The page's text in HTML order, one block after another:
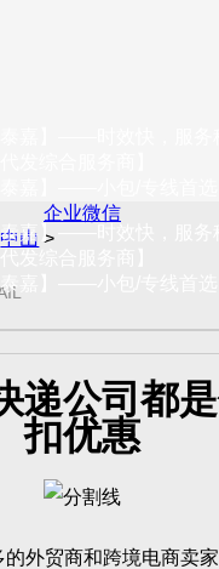
嘉】——时效快，服务
嘉】——小包/专线首选
企业微信
中山 >
递公司都
扣优惠
贸商和跨境电商卖家